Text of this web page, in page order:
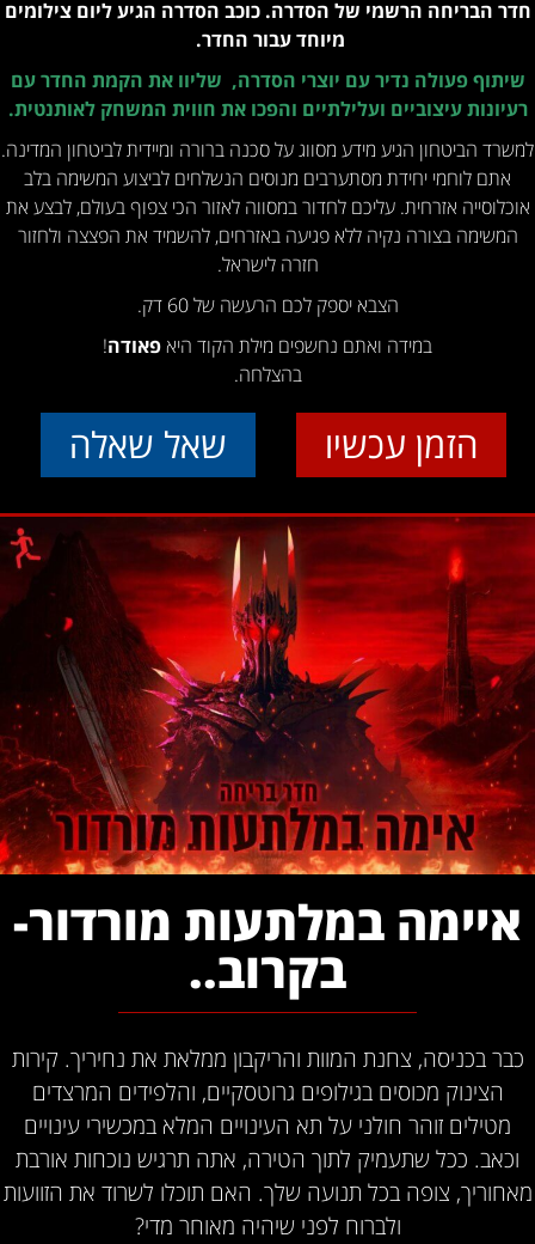
חדר הבריחה הרשמי של הסדרה. כוכב הסדרה הגיע ליום צילומים
מיוחד עבור החדר.
שיתוף פעולה נדיר עם יוצרי הסדרה, שליוו את הקמת החדר עם
רעיונות עיצוביים ועלילתיים והפכו את חווית המשחק לאותנטית.
למשרד הביטחון הגיע מידע מסווג על סכנה ברורה ומיידית לביטחון המדינה.
אתם לוחמי יחידת מסתערבים מנוסים הנשלחים לביצוע המשימה בלב
אוכלוסייה אזרחית. עליכם לחדור במסווה לאזור הכי צפוף בעולם, לבצע את
המשימה בצורה נקיה ללא פגיעה באזרחים, להשמיד את הפצצה ולחזור
חזרה לישראל.
הצבא יספק לכם הרעשה של 60 דק.
במידה ואתם נחשפים מילת הקוד היאפאודה!
בהצלחה.
הזמן עכשיו שאל שאלה
איימה במלתעות מורדור-
בקרוב..
כבר בכניסה, צחנת המוות והריקבון ממלאת את נחיריך. קירות
הצינוק מכוסים בגילופים גרוטסקיים, והלפידים המרצדים
מטילים זוהר חולני על תא העינויים המלא במכשירי עינויים
וכאב. ככל שתעמיק לתוך הטירה, אתה תרגיש נוכחות אורבת
מאחוריך, צופה בכל תנועה שלך. האם תוכלו לשרוד את הזוועות
ולברוח לפני שיהיה מאוחר מדי?